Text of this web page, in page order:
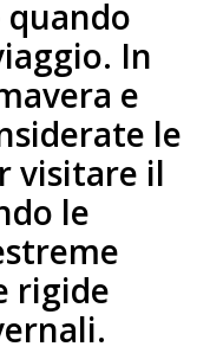
In
e
le
visitare il
le
rigide